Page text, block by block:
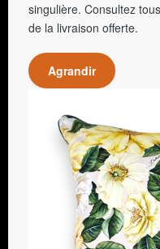
singulière. Consultez
de la livraison offerte.
Agrandir